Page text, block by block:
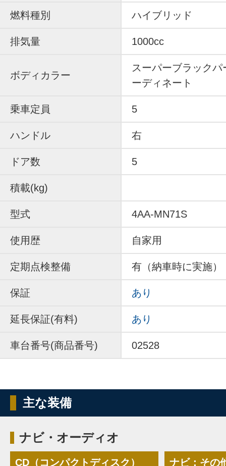
燃料種別 ハイブリッド
排気量 1000cc
ボディカラー
スーパーブラック
ーディネート
乗車定員 5
ハンドル 右
ドア数 5
積載(kg)
型式 4AA-MN71S
使用歴 自家用
定期点検整備 有（納車時に実施）
保証 あり
延長保証(有料) あり
車台番号(商品番号) 02528
主な装備
ナビ・オーディオ
CD（コンパクトディスク） ナビ：その